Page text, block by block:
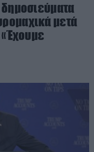
μετά
«Έχουμε